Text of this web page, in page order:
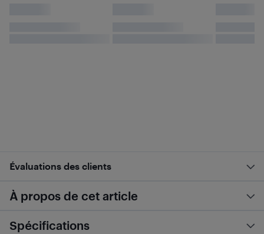
Évaluations des clients
À propos de cet article
Spécifications